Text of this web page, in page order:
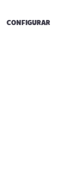
a
– SFAX
CONFIGURAR